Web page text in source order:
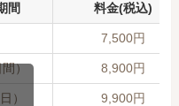
間 料金(税込)
7,500円
） 8,900円
） 9,900円